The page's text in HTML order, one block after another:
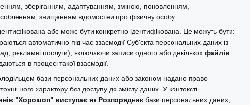
зберіганням, адаптуванням, зміною, поновленням,
знищенням відомостей про фізичну особу.
або може бути конкретно ідентифікована. Це можуть бути:
автоматично під час взаємодії Суб'єкта персональних даних із
послуги), включаючи записи одного або декількох файлів
в процесі такої взаємодії.
бази персональних даних або законом надано право
характеру без доступу до змісту даних. У контексті
"Хорошоп" виступає як Розпорядник бази персональних даних,